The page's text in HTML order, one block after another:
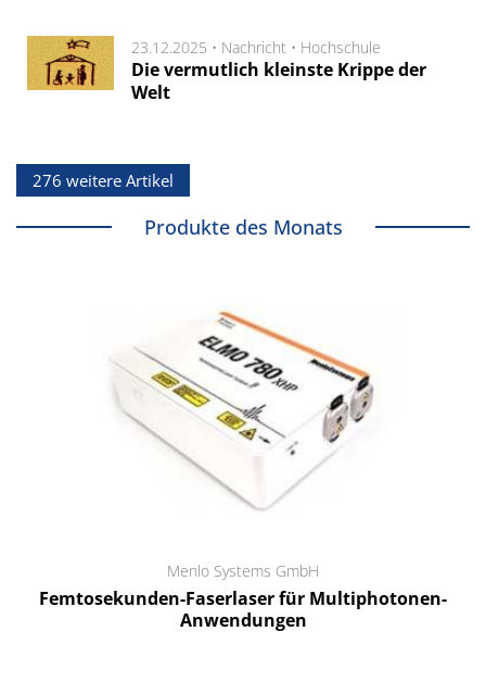
23.12.2025 • Nachricht • Hochschule
Die vermutlich kleinste Krippe der
Welt
276 weitere Artikel
Produkte des Monats
Menlo Systems GmbH
Femtosekunden-Faserlaser für Multiphotonen-
Anwendungen